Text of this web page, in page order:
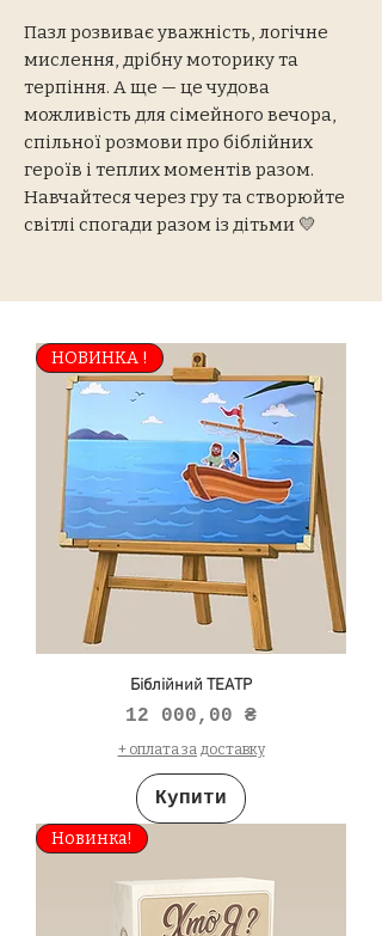
Пазл розвиває уважність, логічне
мислення, дрібну моторику та
терпіння. А ще — це чудова
можливість для сімейного вечора,
спільної розмови про біблійних
героїв і теплих моментів разом.
Навчайтеся через гру та створюйте
світлі спогади разом із дітьми 💛
НОВИНКА !
Біблійний ТЕАТР
Ціна
12 000,00 ₴
+ оплата за доставку
Купити
Новинка!